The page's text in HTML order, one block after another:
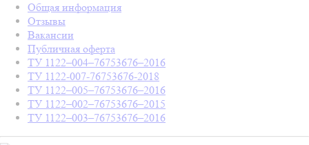
Общая информация
Отзывы
Вакансии
Публичная оферта
ТУ 1122–004–76753676–2016
ТУ 1122-007-76753676-2018
ТУ 1122–005–76753676–2016
ТУ 1122–002–76753676–2015
ТУ 1122–003–76753676–2016